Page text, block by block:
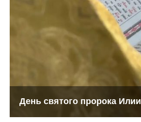
День святого пророка Илии